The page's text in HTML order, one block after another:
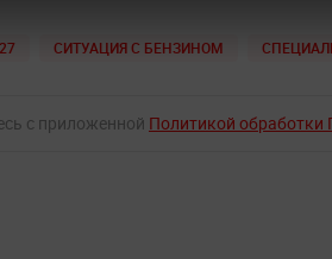
СИТУАЦИЯ С БЕНЗИНОМ
с приложенной Политикой